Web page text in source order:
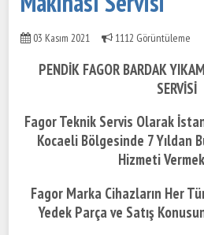
03 Kasım 2021 1112 Görüntüleme
PENDİK FAGOR BARDAK
SERVİSİ
Fagor Teknik Servis Olarak
Kocaeli Bölgesinde 7 Yıldan
Hizmeti
Fagor Marka Cihazların Her
Yedek Parça ve Satış